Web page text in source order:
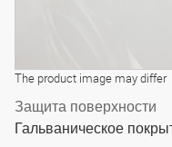
The product image may differ
Защита поверхности
Гальваническое